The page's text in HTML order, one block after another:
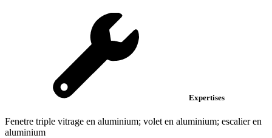
Expertises
Fenetre triple vitrage en aluminium; volet en aluminium; escalier en
aluminium